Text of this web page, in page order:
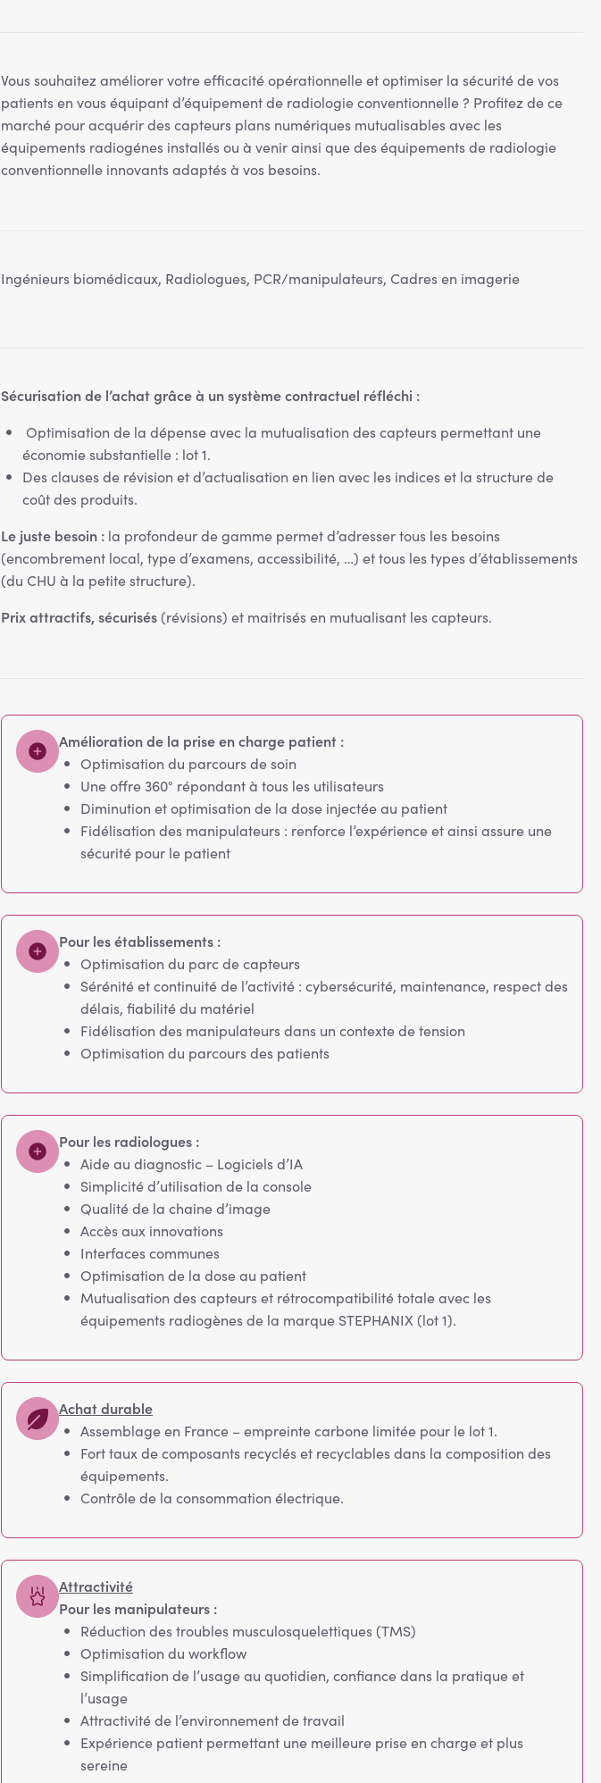
Vous souhaitez améliorer votre efficacité opérationnelle et optimiser la sécurité de vos
patients en vous équipant d’équipement de radiologie conventionnelle ? Profitez de ce
marché pour acquérir des capteurs plans numériques mutualisables avec les
équipements radiogénes installés ou à venir ainsi que des équipements de radiologie
conventionnelle innovants adaptés à vos besoins.
Ingénieurs biomédicaux, Radiologues, PCR/manipulateurs, Cadres en imagerie
Sécurisation de l’achat grâce à un système contractuel réfléchi :
Optimisation de la dépense avec la mutualisation des capteurs permettant une
économie substantielle : lot 1.
Des clauses de révision et d’actualisation en lien avec les indices et la structure de
coût des produits.
Le juste besoin : la profondeur de gamme permet d’adresser tous les besoins
(encombrement local, type d’examens, accessibilité, …) et tous les types d’établissements
(du CHU à la petite structure).
Prix attractifs, sécurisés(révisions) et maitrisés en mutualisant les capteurs.
Amélioration de la prise en charge patient :
Optimisation du parcours de soin
Une offre 360° répondant à tous les utilisateurs
Diminution et optimisation de la dose injectée au patient
Fidélisation des manipulateurs : renforce l’expérience et ainsi assure une
sécurité pour le patient
Pour les établissements :
Optimisation du parc de capteurs
Sérénité et continuité de l’activité : cybersécurité, maintenance, respect des
délais, fiabilité du matériel
Fidélisation des manipulateurs dans un contexte de tension
Optimisation du parcours des patients
Pour les radiologues :
Aide au diagnostic – Logiciels d’IA
Simplicité d’utilisation de la console
Qualité de la chaine d’image
Accès aux innovations
Interfaces communes
Optimisation de la dose au patient
Mutualisation des capteurs et rétrocompatibilité totale avec les
équipements radiogènes de la marque STEPHANIX (lot 1).
Achat durable
Assemblage en France – empreinte carbone limitée pour le lot 1.
Fort taux de composants recyclés et recyclables dans la composition des
équipements.
Contrôle de la consommation électrique.
Attractivité
Pour les manipulateurs :
Réduction des troubles musculosquelettiques (TMS)
Optimisation du workflow
Simplification de l’usage au quotidien, confiance dans la pratique et
l’usage
Attractivité de l’environnement de travail
Expérience patient permettant une meilleure prise en charge et plus
sereine